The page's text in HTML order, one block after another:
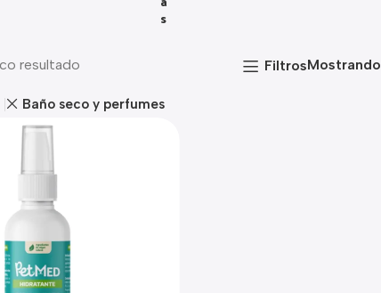
S
resultado FiltrosMostrando
Baño seco y perfumes